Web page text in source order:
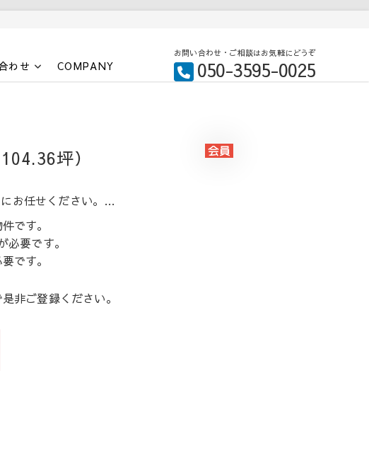
わせ COMPANY
お問い合わせ・ご相談はお気軽にどうぞ
050-3595-0025
坪）
お任せください。…
です。
要です。
です。
非ご登録ください。